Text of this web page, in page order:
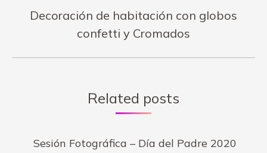
Publicación
siguiente:
Decoración de habitación con globos
confetti y Cromados
Related posts
Sesión Fotográfica – Día del Padre 2020